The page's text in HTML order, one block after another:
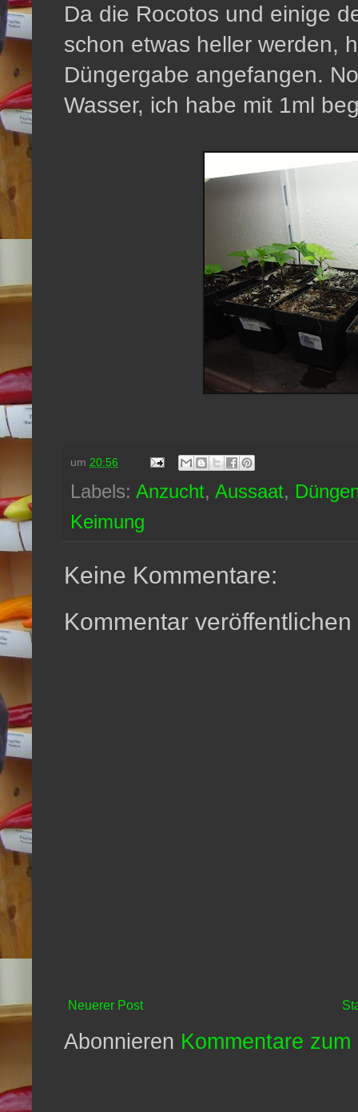
Da die Rocotos und einige
schon etwas heller werden,
Düngergabe angefangen.
Wasser, ich habe mit 1ml
um 20:56
Labels: Anzucht, Aussaat,
Keimung
Keine Kommentare:
Kommentar veröffentlichen
Neuerer Post
Abonnieren Kommentare